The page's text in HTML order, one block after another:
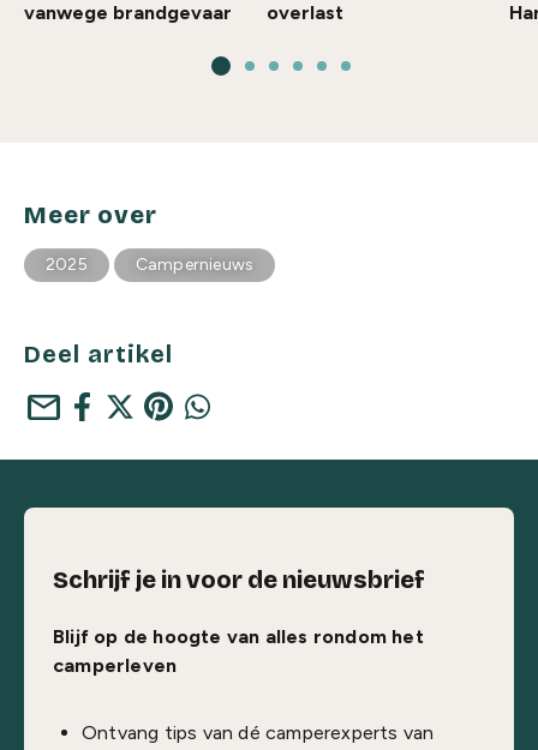
vanwege brandgevaar
overlast
Meer over
2025 Campernieuws
Deel artikel
mail
Schrijf je in voor de nieuwsbrief
Blijf op de hoogte van alles rondom het
camperleven
Ontvang tips van dé camperexperts van